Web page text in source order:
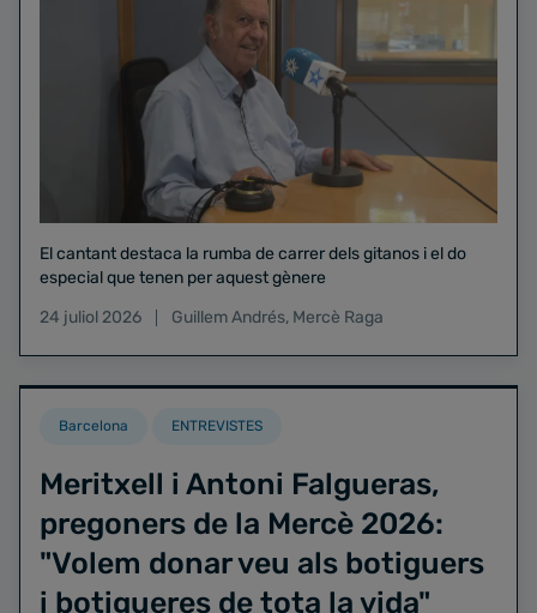
El cantant destaca la rumba de carrer dels gitanos i el do
especial que tenen per aquest gènere
24 juliol 2026
Guillem Andrés, Mercè Raga
Barcelona ENTREVISTES
Meritxell i Antoni Falgueras,
pregoners de la Mercè 2026:
"Volem donar veu als botiguers
i botigueres de tota la vida"